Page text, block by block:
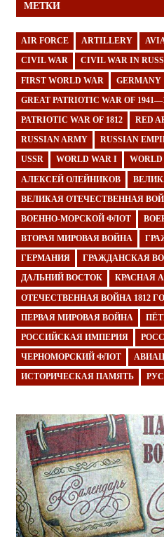
МЕТКИ
AIR FORCE ARTILLERY
CIVIL WAR CIVIL WAR IN
FIRST WORLD WAR GERMANY
GREAT PATRIOTIC WAR OF
PATRIOTIC WAR OF 1812 RED
RUSSIAN ARMY RUSSIAN
USSR WORLD WAR I
АЛЕКСЕЙ ОЛЕЙНИКОВ
ВЕЛИКАЯ ОТЕЧЕСТВЕННАЯ
ВОЕННО-МОРСКОЙ ФЛОТ
ВТОРАЯ МИРОВАЯ ВОЙНА
ГЕРМАНИЯ ГРАЖДАНСКАЯ
ДАЛЬНИЙ ВОСТОК КРАСНАЯ
ОТЕЧЕСТВЕННАЯ ВОЙНА 1812
ПЕРВАЯ МИРОВАЯ ВОЙНА
РОССИЙСКАЯ ИМПЕРИЯ
ЧЕРНОМОРСКИЙ ФЛОТ
ИСТОРИЧЕСКАЯ ПАМЯТЬ